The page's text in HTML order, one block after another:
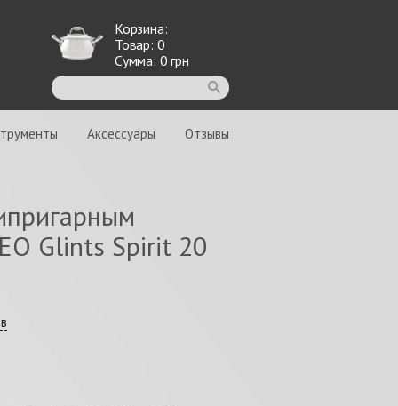
Корзина:
Товар: 0
Сумма: 0 грн
Аксессуары Отзывы
Glints Spirit 20